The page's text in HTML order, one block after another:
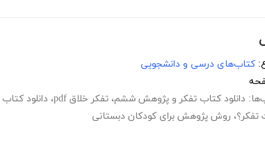
کتاب‌های درسی و دانشجویی
دانلود کتاب تفکر و پژوهش ششم، تفکر خلاق pdf ، دانلود
تفکر؟، روش پژوهش برای کودکان دبستانی